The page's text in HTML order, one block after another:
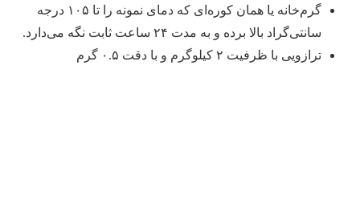
گرم‌خانه یا همان کوره‌ای که دمای نمونه را تا ۱۰۵ درجه
سانتی‌گراد بالا برده و به مدت ۲۴ ساعت ثابت نگه می‌دارد.
ترازویی با ظرفیت ۲ کیلوگرم و با دقت ۰.۵ گرم